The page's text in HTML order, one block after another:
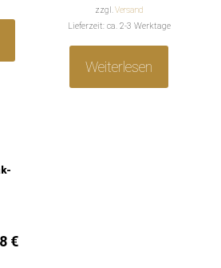
€
zzgl.Versand
Lieferzeit: ca. 2-3 Werktage
Weiterlesen
€Aktueller